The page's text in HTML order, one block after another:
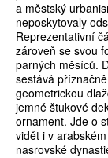
a městský
neposkytovaly
Reprezentativní
zároveň se svou
parných měsíců.
sestává
geometrickou
jemné štukové
ornament. Jde o
vidět i v
nasrovské